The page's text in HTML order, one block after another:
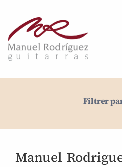
Filtrer
Manuel